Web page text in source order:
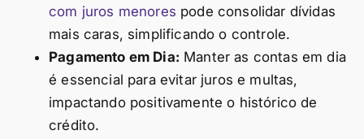
com juros menores pode consolidar dívidas
mais caras, simplificando o controle.
Pagamento em Dia: Manter as contas em dia
é essencial para evitar juros e multas,
impactando positivamente o histórico de
crédito.